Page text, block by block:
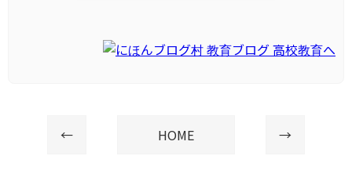
← HOME →